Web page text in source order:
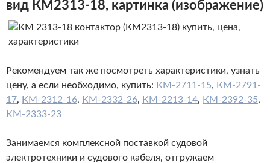
вид КМ2313-18, картинка (изображение)
Рекомендуем так же посмотреть характеристики, узнать
цену, а если необходимо, купить: КМ-2711-15, КМ-2791-
17, КМ-2312-16, КМ-2332-26, КМ-2213-14, КМ-2392-35,
КМ-2333-23
Занимаемся комплексной поставкой судовой
электротехники и судового кабеля, отгружаем